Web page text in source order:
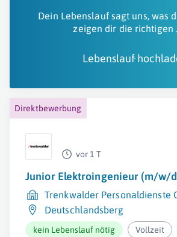
Dein Lebenslauf sagt uns, was
zeigen dir die richtigen
Lebenslauf
Direktbewerbung
vor 1 T
Junior Elektroingenieur (m/w/
Trenkwalder Personaldienste
Deutschlandsberg
kein Lebenslauf nötig Vollzeit